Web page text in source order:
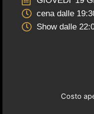
cena dalle
Show dalle
Costo